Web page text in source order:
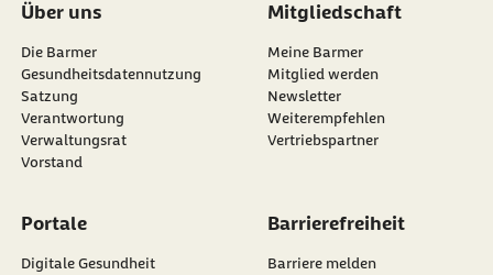
Über uns
Die Barmer
Gesundheitsdatennutzung
Satzung
Verantwortung
Verwaltungsrat
Vorstand
Mitgliedschaft
Meine Barmer
Mitglied werden
Newsletter
externer Link:
Weiterempfehlen
Vertriebspartner
Portale
Digitale Gesundheit
Barrierefreiheit
Barriere melden